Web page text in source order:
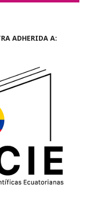
ADHERIDA A: